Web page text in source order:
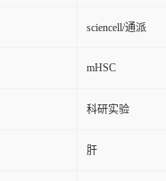
sciencell/通派
mHSC
科研实验
肝